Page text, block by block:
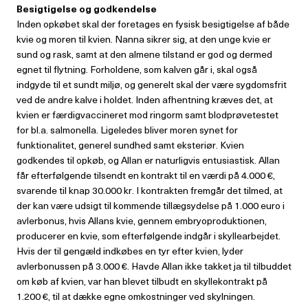
Besigtigelse og godkendelse
Inden opkøbet skal der foretages en fysisk besigtigelse af både
kvie og moren til kvien. Nanna sikrer sig, at den unge kvie er
sund og rask, samt at den almene tilstand er god og dermed
egnet til flytning. Forholdene, som kalven går i, skal også
indgyde til et sundt miljø, og generelt skal der være sygdomsfrit
ved de andre kalve i holdet. Inden afhentning kræves det, at
kvien er færdigvaccineret mod ringorm samt blodprøvetestet
for bl.a. salmonella. Ligeledes bliver moren synet for
funktionalitet, generel sundhed samt eksteriør. Kvien
godkendes til opkøb, og Allan er naturligvis entusiastisk. Allan
får efterfølgende tilsendt en kontrakt til en værdi på 4.000 €,
svarende til knap 30.000 kr. I kontrakten fremgår det tilmed, at
der kan være udsigt til kommende tillægsydelse på 1.000 euro i
avlerbonus, hvis Allans kvie, gennem embryoproduktionen,
producerer en kvie, som efterfølgende indgår i skyllearbejdet.
Hvis der til gengæld indkøbes en tyr efter kvien, lyder
avlerbonussen på 3.000 €. Havde Allan ikke takket ja til tilbuddet
om køb af kvien, var han blevet tilbudt en skyllekontrakt på
1.200 €, til at dække egne omkostninger ved skylningen.